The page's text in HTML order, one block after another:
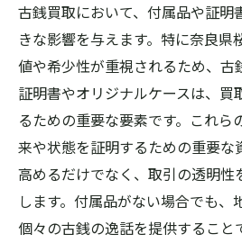
古銭買取において、付属品や証明
きな影響を与えます。特に奈良県
値や希少性が重視されるため、古
証明書やオリジナルケースは、買
るための重要な要素です。これら
来や状態を証明するための重要な
高めるだけでなく、取引の透明性
します。付属品がない場合でも、
個々の古銭の逸話を提供すること